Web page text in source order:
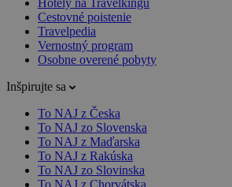
Cestovné poistenie
Travelpedia
Vernostný program
Osobne overené pobyty
Inšpirujte sa
To NAJ z Česka
To NAJ zo Slovenska
To NAJ z Maďarska
To NAJ z Rakúska
To NAJ zo Slovinska
To NAJ z Chorvátska